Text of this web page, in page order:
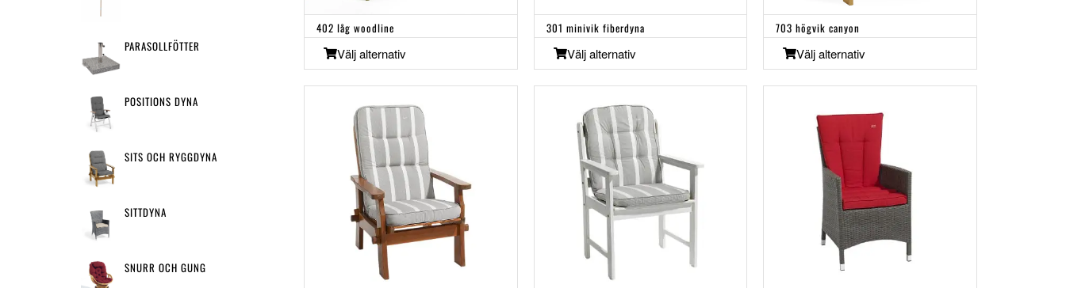
PARASOLLFÖTTER
POSITIONS DYNA
SITS OCH RYGGDYNA
SITTDYNA
SNURR OCH GUNG
402 låg woodline
Välj alternativ
301 minivik fiberdyna
Välj alternativ
703 högvik canyon
Välj alternativ